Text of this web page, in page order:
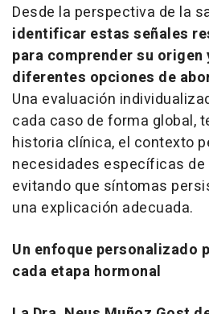
Desde la perspectiva de la
identificar estas señales
para comprender su origen
diferentes opciones de
Una evaluación
cada caso de forma global,
historia clínica, el contexto
necesidades específicas de
evitando que síntomas
una explicación adecuada.
Un enfoque personalizado
cada etapa hormonal